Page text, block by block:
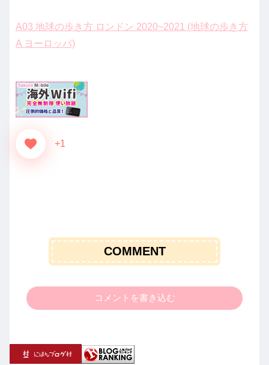
A03 地球の歩き方 ロンドン 2020~2021 (地球の歩き方
A ヨーロッパ)
+1
COMMENT
コメントを書き込む